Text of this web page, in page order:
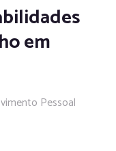
em
Pessoal